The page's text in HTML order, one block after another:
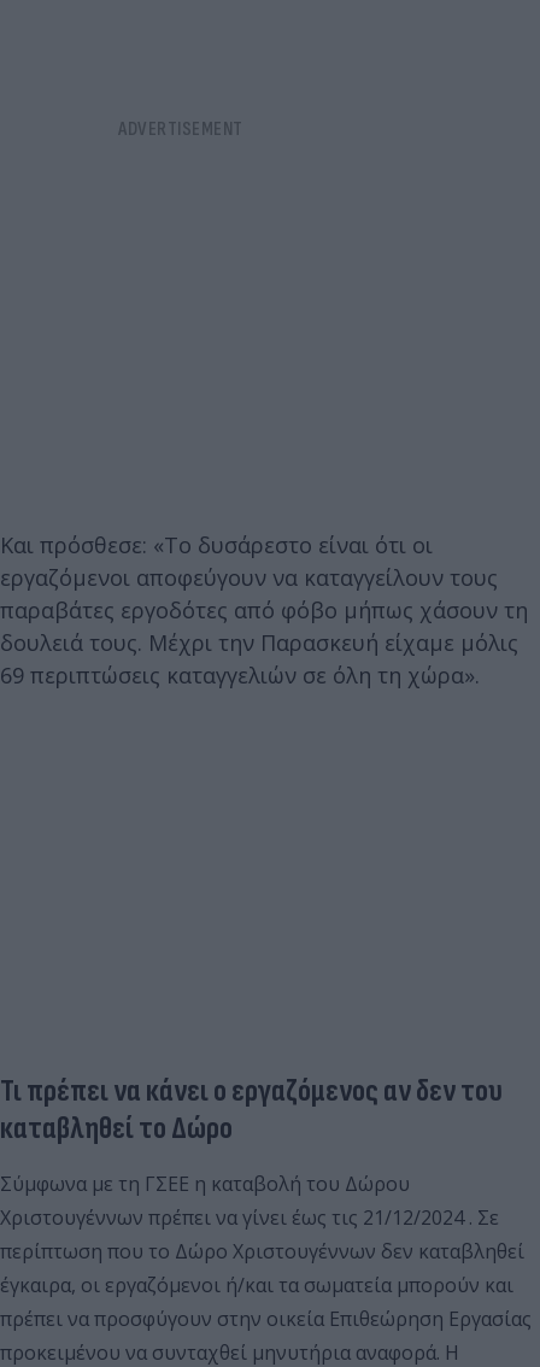
Και πρόσθεσε: «Το δυσάρεστο είναι ότι οι
εργαζόμενοι αποφεύγουν να καταγγείλουν τους
παραβάτες εργοδότες από φόβο μήπως χάσουν τη
δουλειά τους. Μέχρι την Παρασκευή είχαμε μόλις
69 περιπτώσεις καταγγελιών σε όλη τη χώρα».
Τι πρέπει να κάνει ο εργαζόμενος αν δεν του
καταβληθεί το Δώρο
Σύμφωνα με τη ΓΣΕΕ η καταβολή του Δώρου
Χριστουγέννων πρέπει να γίνει έως τις 21/12/2024 . Σε
περίπτωση που το Δώρο Χριστουγέννων δεν καταβληθεί
έγκαιρα, οι εργαζόμενοι ή/και τα σωματεία μπορούν και
πρέπει να προσφύγουν στην οικεία Επιθεώρηση Εργασίας
προκειμένου να συνταχθεί μηνυτήρια αναφορά. Η